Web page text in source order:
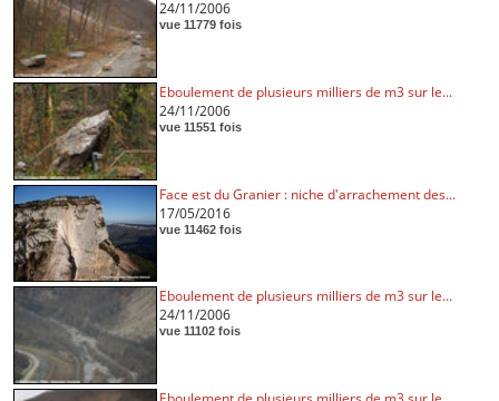
24/11/2006
vue 11779 fois
Eboulement de plusieurs milliers de m3 sur le...
24/11/2006
vue 11551 fois
Face est du Granier : niche d'arrachement des...
17/05/2016
vue 11462 fois
Eboulement de plusieurs milliers de m3 sur le...
24/11/2006
vue 11102 fois